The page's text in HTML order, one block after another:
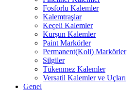
Fosforlu Kalemler
Kalemtraşlar
Keçeli Kalemler
Kurşun Kalemler
Paint Markörler
Permanent(Koli) Markörler
Silgiler
Tükenmez Kalemler
Versatil Kalemler ve Uçları
Genel